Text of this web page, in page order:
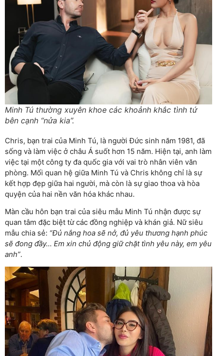
Minh Tú thường xuyên khoe các khoảnh khắc tình tứ
bên cạnh “nửa kia”.
Chris, bạn trai của Minh Tú, là người Đức sinh năm 1981, đã
sống và làm việc ở châu Á suốt hơn 15 năm. Hiện tại, anh làm
việc tại một công ty đa quốc gia với vai trò nhân viên văn
phòng. Mối quan hệ giữa Minh Tú và Chris không chỉ là sự
kết hợp đẹp giữa hai người, mà còn là sự giao thoa và hòa
quyện của hai nền văn hóa khác nhau.
Màn cầu hôn bạn trai của siêu mẫu Minh Tú nhận được sự
quan tâm đặc biệt từ các đồng nghiệp và khán giả. Nữ siêu
mẫu chia sẻ: “Đủ nắng hoa sẽ nở, đủ yêu thương hạnh phúc
sẽ đong đầy… Em xin chủ động giữ chặt tình yêu này, em yêu
anh”.